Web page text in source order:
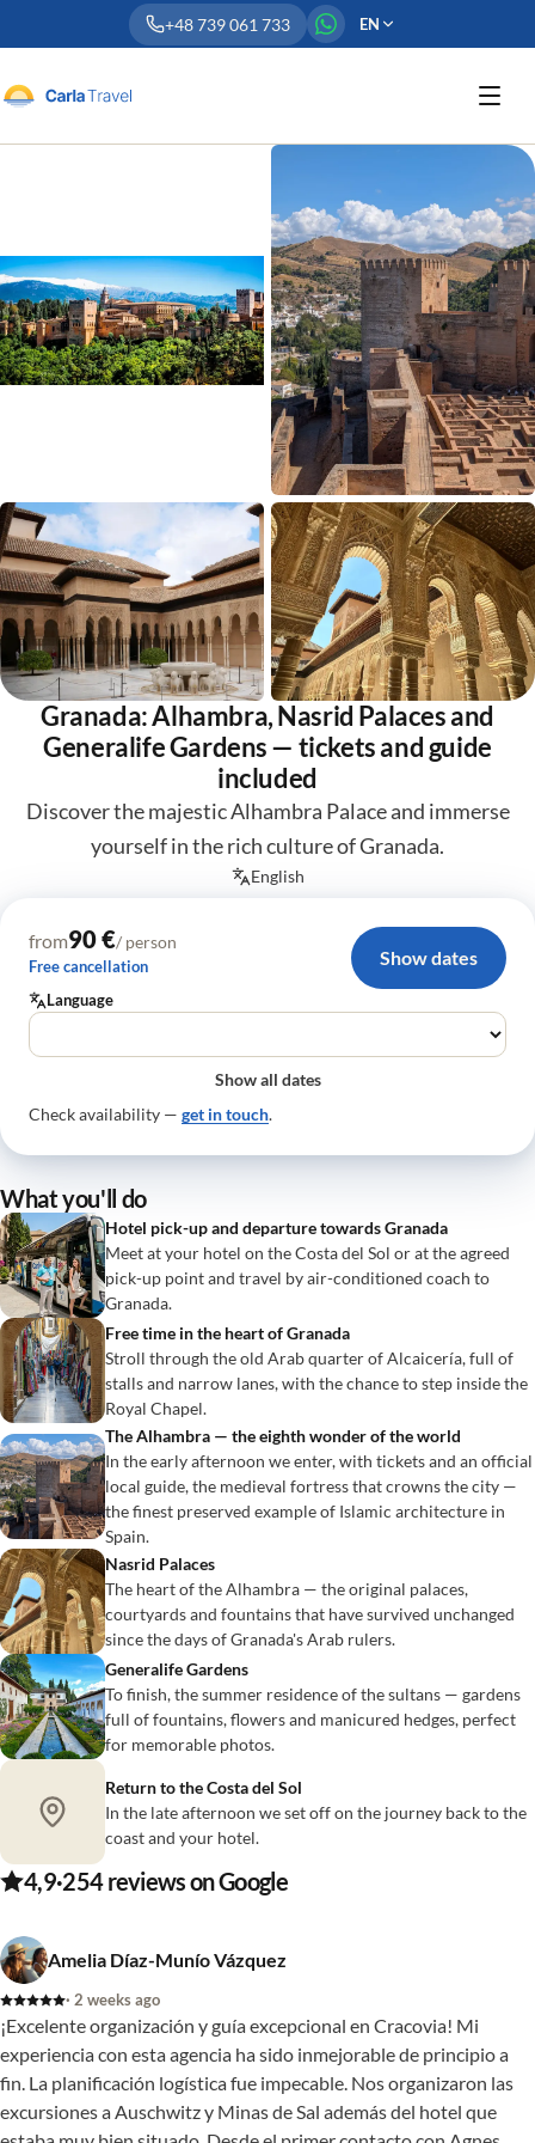
+48 739 061 733 EN
What you'll do
Hotel pick-up and departure towards Granada
Meet at your hotel on the Costa del Sol or at the agreed
pick-up point and travel by air-conditioned coach to
Granada.
Free time in the heart of Granada
Stroll through the old Arab quarter of Alcaicería, full of
stalls and narrow lanes, with the chance to step inside the
Royal Chapel.
The Alhambra — the eighth wonder of the world
In the early afternoon we enter, with tickets and an official
local guide, the medieval fortress that crowns the city —
the finest preserved example of Islamic architecture in
Spain.
Nasrid Palaces
The heart of the Alhambra — the original palaces,
courtyards and fountains that have survived unchanged
since the days of Granada's Arab rulers.
Generalife Gardens
To finish, the summer residence of the sultans — gardens
full of fountains, flowers and manicured hedges, perfect
for memorable photos.
Return to the Costa del Sol
In the late afternoon we set off on the journey back to the
coast and your hotel.
4,9·254reviews on Google
Amelia Díaz-Munío Vázquez
· 2 weeks ago
¡Excelente organización y guía excepcional en Cracovia! Mi
experiencia con esta agencia ha sido inmejorable de principio a
fin. La planificación logística fue impecable. Nos organizaron las
excursiones a Auschwitz y Minas de Sal además del hotel que
Granada: Alhambra, Nasrid Palaces and
Generalife Gardens — tickets and guide
included
Discover the majestic Alhambra Palace and immerse
yourself in the rich culture of Granada.
English
from90 €/ person
Free cancellation Show dates
Language
Show all dates
Check availability — get in touch.